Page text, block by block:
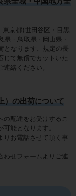
京都(世田谷区・目黒
県・鳥取県・岡山県・
となります 。規定の長
て無償でカットいた
絡ください。
）の出荷について
の配達をお受けするこ
能となります。
りお電話させて頂く事
わせフォームよりご連